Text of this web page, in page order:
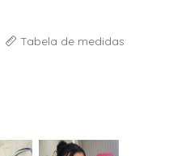
Tabela de medidas